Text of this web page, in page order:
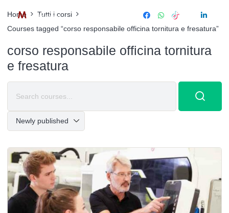
Home
Tutti i corsi
Courses tagged “corso responsabile officina tornitura e fresatura”
corso responsabile officina tornitura
e fresatura